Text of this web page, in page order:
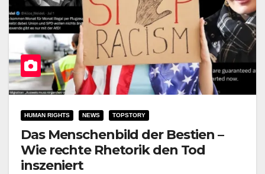
HUMAN RIGHTS NEWS TOPSTORY
Das Menschenbild der Bestien –
Wie rechte Rhetorik den Tod
inszeniert